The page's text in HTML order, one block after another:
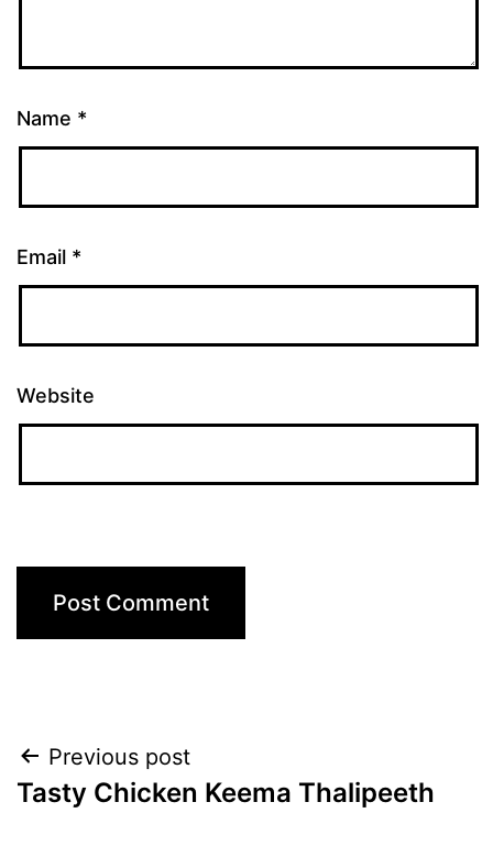
Name *
Email *
Website
Post
navigation
Previous post
Tasty Chicken Keema Thalipeeth